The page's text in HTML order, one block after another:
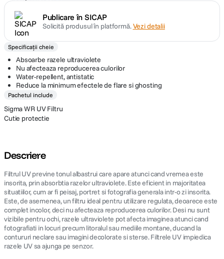
ulanzi
9 .
10. nou
Publicare în SICAP
Solicită produsul în platformă.Vezi detalii
Specificații cheie
Absoarbe razele ultraviolete
Nu afecteaza reproducerea culorilor
Water-repellent, antistatic
Reduce la minimum efectele de flare si ghosting
Pachetul include
Sigma WR UV Filtru
Cutie protectie
Descriere
Filtrul UV previne tonul albastrui care apare atunci cand vremea este
insorita, prin absorbtia razelor ultraviolete. Este eficient in majoritatea
situatiilor, cum ar fi peisaj, portret si fotografia generala intr-o zi insorita.
Este, de asemenea, un filtru ideal pentru utilizare regulata, deoarece este
complet incolor, deci nu afecteaza reproducerea culorilor. Desi nu sunt
vizibile pentru ochi, razele ultraviolete pot afecta imaginea atunci cand
fotografiati in locuri precum litoralul sau mediile montane, ducand la
contururi neclare sau imagini decolorate si sterse. Filtrele UV impiedica
razele UV sa ajunga pe senzor.